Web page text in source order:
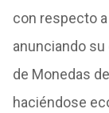
con respecto
anunciando
de Monedas
haciéndose